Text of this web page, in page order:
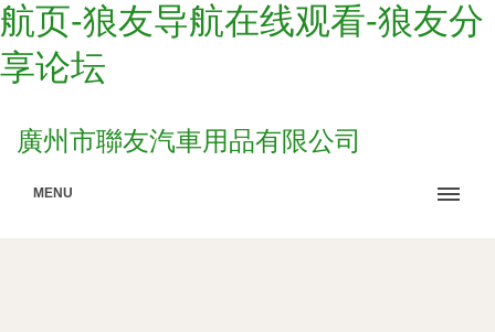
航页-狼友导航在线观看-狼友分
享论坛
廣州市聯友汽車用品有限公司
MENU